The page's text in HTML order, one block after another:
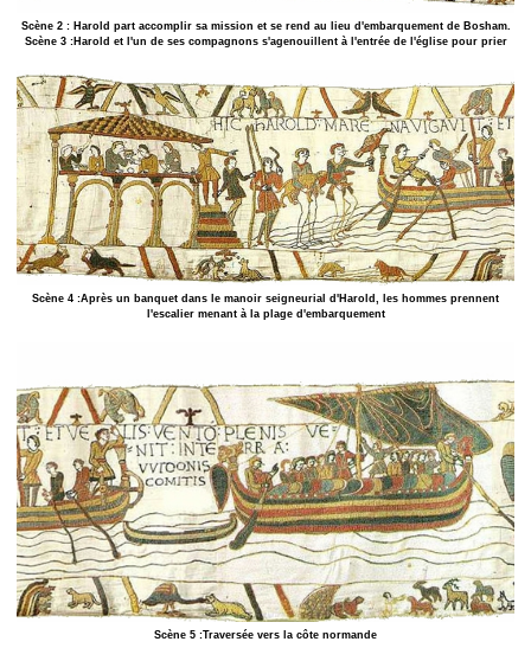
Scène 2 : Harold part accomplir sa mission et se rend au lieu d'embarquement de Bosham.
Scène 3 :Harold et l'un de ses compagnons s'agenouillent à l'entrée de l'église pour prier
Scène 4 :Après un banquet dans le manoir seigneurial d'Harold, les hommes prennent
l'escalier menant à la plage d'embarquement
Scène 5 :Traversée vers la côte normande